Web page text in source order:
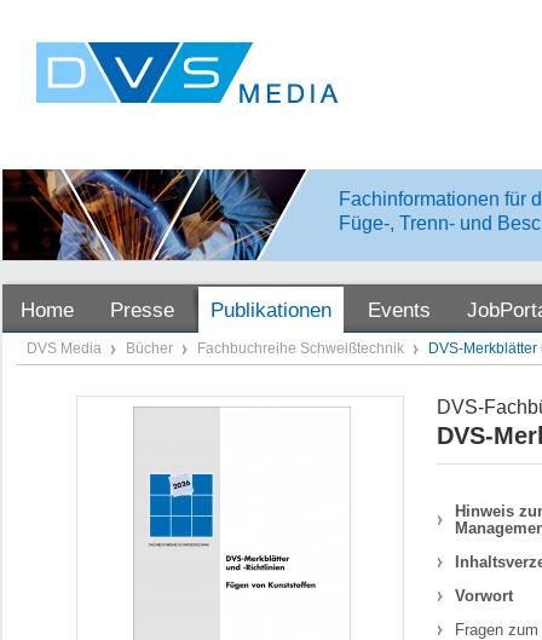
Fachinformationen für
Füge-, Trenn- und
Home Presse Publikationen Events
DVS Media Bücher Fachbuchreihe Schweißtechnik DVS-
DVS-
DVS-
Hinweis
Vorwort
Fragen